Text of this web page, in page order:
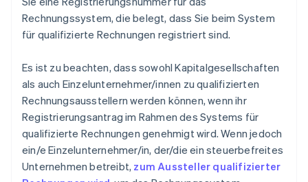
Rechnungssystem, die belegt, dass Sie beim System
für qualifizierte Rechnungen registriert sind.
Es ist zu beachten, dass sowohl Kapitalgesellschaften
als auch Einzelunternehmer/innen zu qualifizierten
Rechnungsausstellern werden können, wenn ihr
Registrierungsantrag im Rahmen des Systems für
qualifizierte Rechnungen genehmigt wird. Wenn jedoch
ein/e Einzelunternehmer/in, der/die ein steuerbefreites
Unternehmen betreibt, zum Aussteller qualifizierter